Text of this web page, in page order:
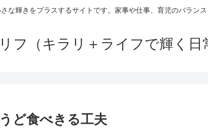
な輝きをプラスするサイトです。家事や仕事、育児のバラン
フ（キラリ＋ライフで輝く日
ど食べきる工夫